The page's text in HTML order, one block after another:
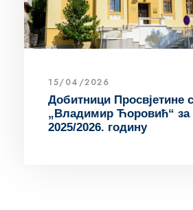
15/04/2026
Добитници Просвјетине
„Владимир Ћоровић“ за
2025/2026. годину